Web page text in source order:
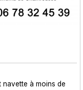
navette à moins de